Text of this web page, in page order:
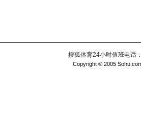
搜狐体育24小时值班电话
Copyright © 2005